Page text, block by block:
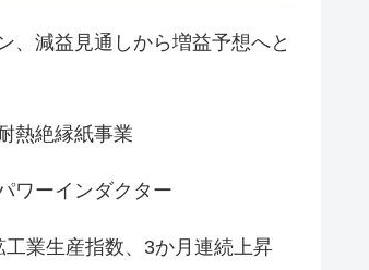
、減益見通しから増益予想へと
熱絶縁紙事業
ワーインダクター
工業生産指数、3か月連続上昇